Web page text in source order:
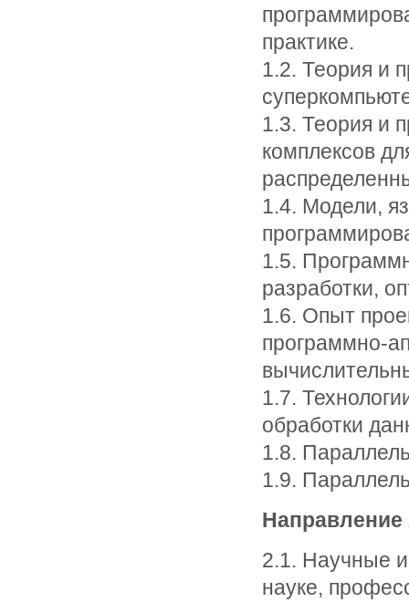
практике.
1.2. Теория и
1.3. Теория и
комплексов
1.4. Модели,
1.5.
разработки,
1.6. Опыт
программно-
1.7.
обработки
1.8.
1.9.
Направление
2.1. Научные
науке,